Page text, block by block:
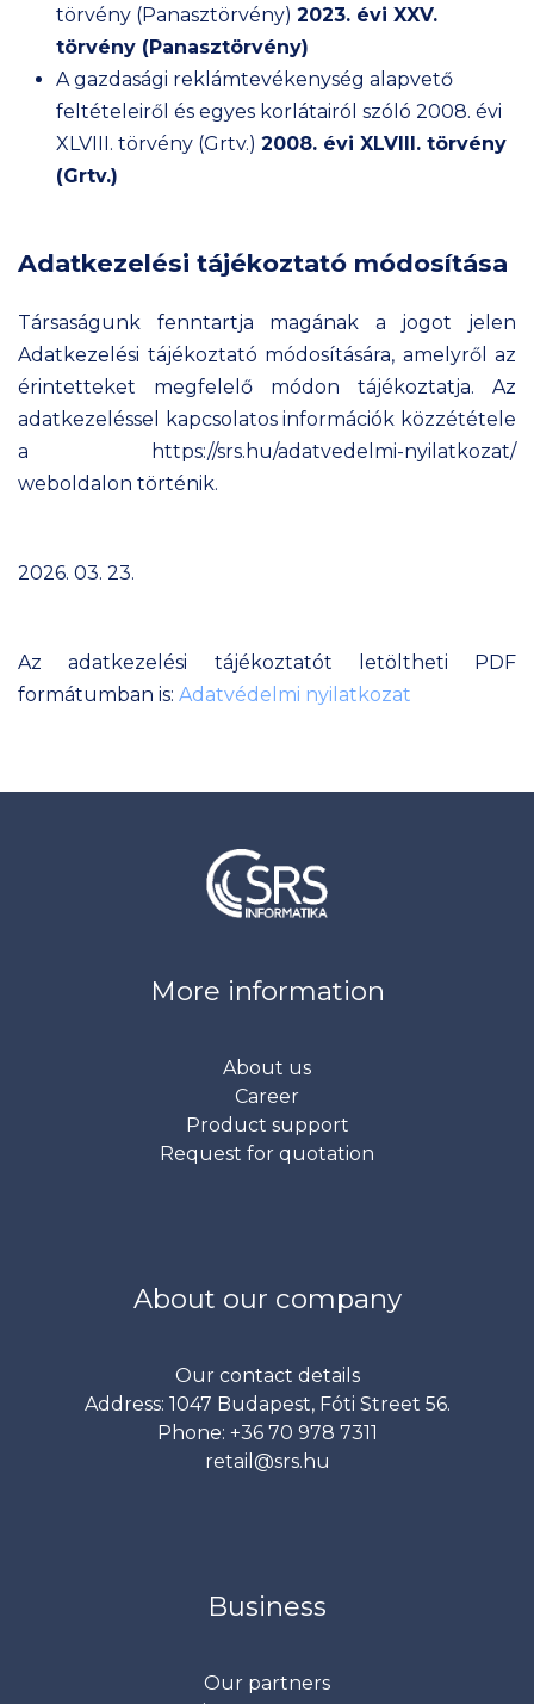
törvény (Panasztörvény) 2023. évi XXV.
törvény (Panasztörvény)
A gazdasági reklámtevékenység alapvető
feltételeiről és egyes korlátairól szóló 2008. évi
XLVIII. törvény (Grtv.) 2008. évi XLVIII. törvény
(Grtv.)
Adatkezelési tájékoztató módosítása
Társaságunk fenntartja magának a jogot jelen
Adatkezelési tájékoztató módosítására, amelyről az
érintetteket megfelelő módon tájékoztatja. Az
adatkezeléssel kapcsolatos információk közzététele
a https://srs.hu/adatvedelmi-nyilatkozat/
weboldalon történik.
2026. 03. 23.
Az adatkezelési tájékoztatót letöltheti PDF
formátumban is: Adatvédelmi nyilatkozat
More information
About us
Career
Product support
Request for quotation
About our company
Our contact details
Address: 1047 Budapest, Fóti Street 56.
Phone: +36 70 978 7311
retail@srs.hu
Business
Our partners